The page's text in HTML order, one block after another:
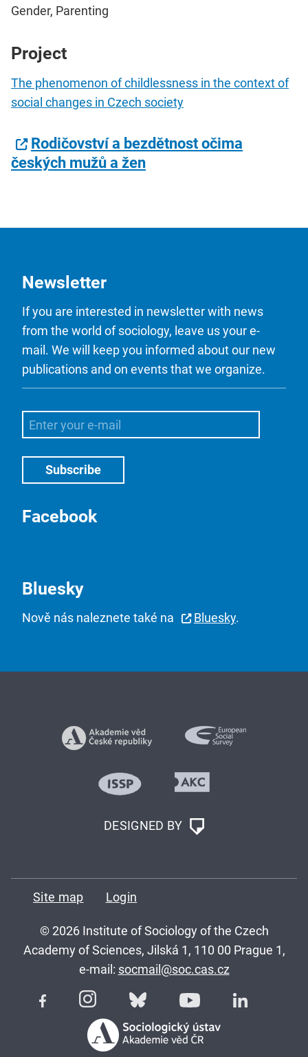
Gender, Parenting
Project
The phenomenon of childlessness in the context of
social changes in Czech society
Rodičovství a bezdětnost očima
českých mužů a žen
Newsletter
If you are interested in newsletter with news
from the world of sociology, leave us your e-
mail. We will keep you informed about our new
publications and on events that we organize.
Facebook
Bluesky
Nově nás naleznete také na Bluesky.
DESIGNED BY
Site map Login
© 2026 Institute of Sociology of the Czech
Academy of Sciences, Jilská 1, 110 00 Prague 1,
e-mail: socmail@soc.cas.cz